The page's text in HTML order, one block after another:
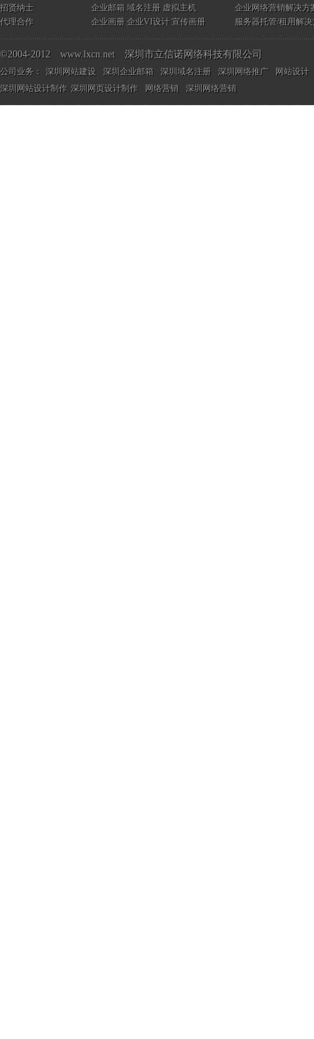
招贤纳士
代理合作
企业邮箱 域名注册 虚拟主机
企业画册 企业VI设计 宣传画册
企业网络营销解决方
服务器托管/租用解
©2004-2012 www.lxcn.net 深圳市立信诺网络科技有限公司
公司业务： 深圳网站建设 深圳企业邮箱 深圳域名注册 深圳网络推广
网站设计
深圳网站设计制作 深圳网页设计制作 网络营销 深圳网络营销